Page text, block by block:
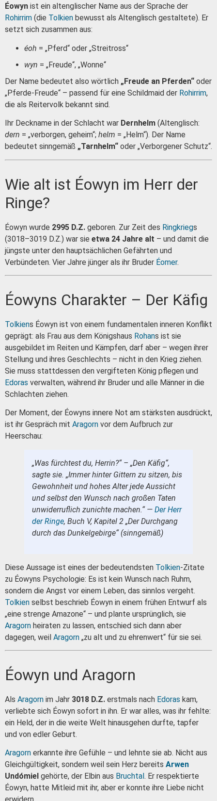
Éowyn ist ein altenglischer Name aus der Sprache der
Rohirrim (die Tolkien bewusst als Altenglisch gestaltete). Er
setzt sich zusammen aus:
éoh = „Pferd“ oder „Streitross“
wyn = „Freude“, „Wonne“
Der Name bedeutet also wörtlich „Freude an Pferden“ oder
„Pferde-Freude“ – passend für eine Schildmaid der Rohirrim,
die als Reitervolk bekannt sind.
Ihr Deckname in der Schlacht war Dernhelm (Altenglisch:
dern = „verborgen, geheim“; helm = „Helm“). Der Name
bedeutet sinngemäß „Tarnhelm“ oder „Verborgener Schutz“.
Wie alt ist Éowyn im Herr der
Ringe?
Éowyn wurde 2995 D.Z. geboren. Zur Zeit des Ringkriegs
(3018–3019 D.Z.) war sie etwa 24 Jahre alt – und damit die
jüngste unter den hauptsächlichen Gefährten und
Verbündeten. Vier Jahre jünger als ihr Bruder Éomer.
Éowyns Charakter – Der Käfig
Tolkiens Éowyn ist von einem fundamentalen inneren Konflikt
geprägt: als Frau aus dem Königshaus Rohans ist sie
ausgebildet im Reiten und Kämpfen, darf aber – wegen ihrer
Stellung und ihres Geschlechts – nicht in den Krieg ziehen.
Sie muss stattdessen den vergifteten König pflegen und
Edoras verwalten, während ihr Bruder und alle Männer in die
Schlachten ziehen.
Der Moment, der Éowyns innere Not am stärksten ausdrückt,
ist ihr Gespräch mit Aragorn vor dem Aufbruch zur
Heerschau:
„Was fürchtest du, Herrin?“ – „Den Käfig“,
sagte sie. „Immer hinter Gittern zu sitzen, bis
Gewohnheit und hohes Alter jede Aussicht
und selbst den Wunsch nach großen Taten
unwiderruflich zunichte machen.“ — Der Herr
der Ringe, Buch V, Kapitel 2 „Der Durchgang
durch das Dunkelgebirge“ (sinngemäß)
Diese Aussage ist eines der bedeutendsten Tolkien-Zitate
zu Éowyns Psychologie: Es ist kein Wunsch nach Ruhm,
sondern die Angst vor einem Leben, das sinnlos vergeht.
Tolkien selbst beschrieb Éowyn in einem frühen Entwurf als
„eine strenge Amazone“ – und plante ursprünglich, sie
Aragorn heiraten zu lassen, entschied sich dann aber
dagegen, weil Aragorn „zu alt und zu ehrenwert“ für sie sei.
Éowyn und Aragorn
Als Aragorn im Jahr 3018 D.Z. erstmals nach Edoras kam,
verliebte sich Éowyn sofort in ihn. Er war alles, was ihr fehlte:
ein Held, der in die weite Welt hinausgehen durfte, tapfer
und von edler Geburt.
Aragorn erkannte ihre Gefühle – und lehnte sie ab. Nicht aus
Gleichgültigkeit, sondern weil sein Herz bereits Arwen
Undómiel gehörte, der Elbin aus Bruchtal . Er respektierte
Éowyn, hatte Mitleid mit ihr, aber er konnte ihre Liebe nicht